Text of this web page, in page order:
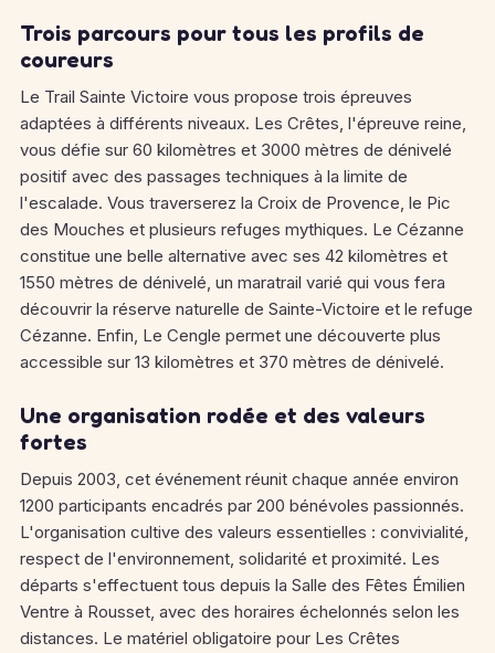
Trois parcours pour tous les profils de
coureurs
Le Trail Sainte Victoire vous propose trois épreuves
adaptées à différents niveaux. Les Crêtes, l'épreuve reine,
vous défie sur 60 kilomètres et 3000 mètres de dénivelé
positif avec des passages techniques à la limite de
l'escalade. Vous traverserez la Croix de Provence, le Pic
des Mouches et plusieurs refuges mythiques. Le Cézanne
constitue une belle alternative avec ses 42 kilomètres et
1550 mètres de dénivelé, un maratrail varié qui vous fera
découvrir la réserve naturelle de Sainte-Victoire et le refuge
Cézanne. Enfin, Le Cengle permet une découverte plus
accessible sur 13 kilomètres et 370 mètres de dénivelé.
Une organisation rodée et des valeurs
fortes
Depuis 2003, cet événement réunit chaque année environ
1200 participants encadrés par 200 bénévoles passionnés.
L'organisation cultive des valeurs essentielles : convivialité,
respect de l'environnement, solidarité et proximité. Les
départs s'effectuent tous depuis la Salle des Fêtes Émilien
Ventre à Rousset, avec des horaires échelonnés selon les
distances. Le matériel obligatoire pour Les Crêtes